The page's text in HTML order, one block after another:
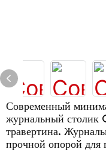
Современный
журнальный столик
травертина.
прочной опорой для